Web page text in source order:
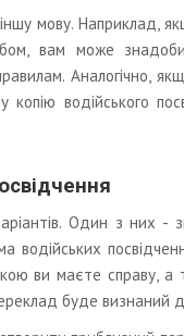
мову. Наприклад,
вам може
Аналогічно,
водійського
Один з них -
водійських
ви маєте справу,
буде визнаний